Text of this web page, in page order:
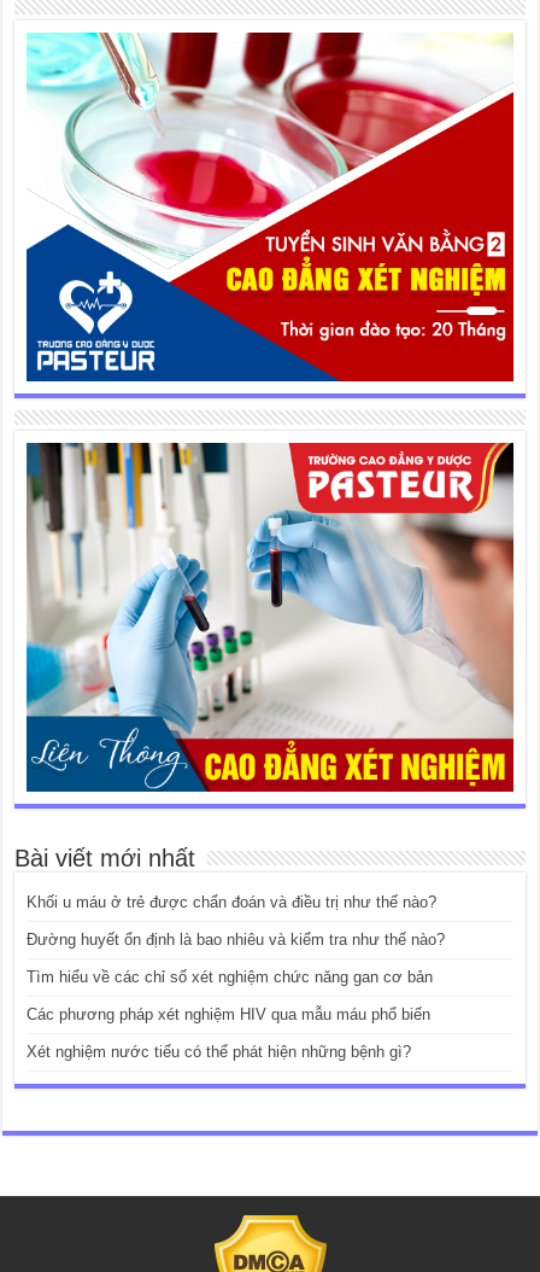
Bài viết mới nhất
Khối u máu ở trẻ được chẩn đoán và điều trị như thế nào?
Đường huyết ổn định là bao nhiêu và kiểm tra như thế nào?
Tìm hiểu về các chỉ số xét nghiệm chức năng gan cơ bản
Các phương pháp xét nghiệm HIV qua mẫu máu phổ biến
Xét nghiệm nước tiểu có thể phát hiện những bệnh gì?